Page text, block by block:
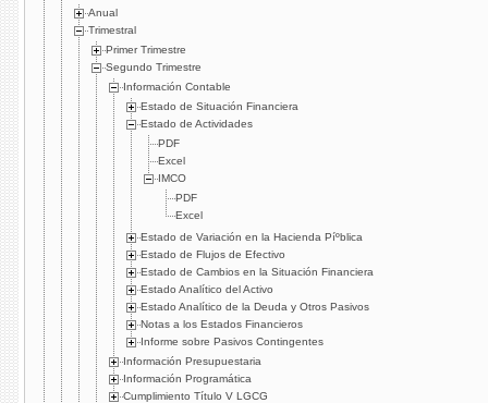
Anual
Trimestral
Primer Trimestre
Segundo Trimestre
Información Contable
Estado de Situación Financiera
Estado de Actividades
PDF
Excel
IMCO
PDF
Excel
Estado de Variación en la Hacienda Píºblica
Estado de Flujos de Efectivo
Estado de Cambios en la Situación Financiera
Estado Analí­tico del Activo
Estado Analí­tico de la Deuda y Otros Pasivos
Notas a los Estados Financieros
Informe sobre Pasivos Contingentes
Información Presupuestaria
Información Programática
Cumplimiento Tí­tulo V LGCG